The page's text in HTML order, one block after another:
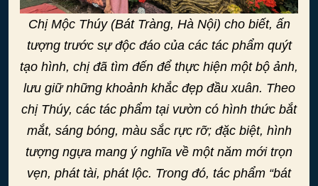
Chị Mộc Thúy (Bát Tràng, Hà Nội) cho biết, ấn
tượng trước sự độc đáo của các tác phẩm quýt
tạo hình, chị đã tìm đến để thực hiện một bộ ảnh,
lưu giữ những khoảnh khắc đẹp đầu xuân. Theo
chị Thúy, các tác phẩm tại vườn có hình thức bắt
mắt, sáng bóng, màu sắc rực rỡ; đặc biệt, hình
tượng ngựa mang ý nghĩa về một năm mới trọn
vẹn, phát tài, phát lộc. Trong đó, tác phẩm “bát